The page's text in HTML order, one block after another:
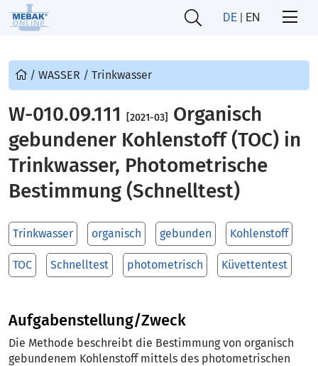
DE | EN
/ WASSER / Trinkwasser
W-010.09.111 [2021-03]
Organisch
gebundener Kohlenstoff (TOC) in
Trinkwasser, Photometrische
Bestimmung (Schnelltest)
Trinkwasser organisch gebunden Kohlenstoff
TOC Schnelltest photometrisch Küvettentest
Aufgabenstellung/Zweck
Die Methode beschreibt die Bestimmung von organisch
gebundenem Kohlenstoff mittels des photometrischen